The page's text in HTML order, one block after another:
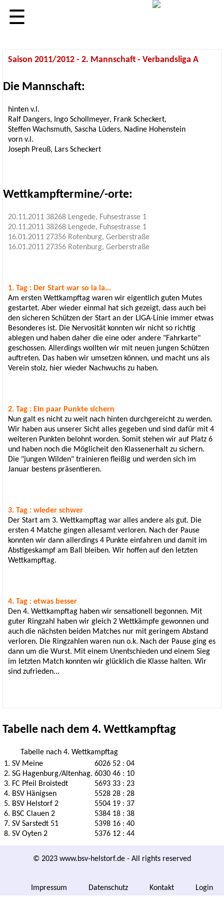
☰
Saison 2011/2012 - 2. Mannschaft - Verbandsliga A
Die Mannschaft:
hinten v.l.
Ralf Dangers, Ingo Schollmeyer, Frank Scheckert,
Steffen Wachsmuth, Sascha Lüders, Nadine Hohenstein
vorn v.l.
Joseph Preuß, Lars Scheckert
Wettkampftermine/-orte:
20.11.2011 38268 Lengede, Fuhsestrasse 1
20.11.2011 38268 Lengede, Fuhsestrasse 1
16.01.2011 27356 Rotenburg, Gerberstraße
16.01.2011 27356 Rotenburg, Gerberstraße
1. Tag : Der Start war so la la...
Am ersten Wettkampftag waren wir eigentlich guten Mutes
gestartet. Aber wieder einmal hat sich gezeigt, dass auch bei
den sicheren Schützen der Start an der LIGA-Linie immer etwas
Besonderes ist. Die Nervosität konnten wir nicht so richtig
ablegen und haben daher die eine oder andere "Fahrkarte"
geschossen. Allerdings wollten wir mit neuen jungen Schützen
auftreten. Das haben wir umsetzen können, und macht uns als
Verein stolz, hier wieder Nachwuchs zu haben.
2. Tag : Ein paar Punkte sichern
Nun galt es nicht zu weit nach hinten durchgereicht zu werden.
Wir haben aus unserer Sicht alles gegeben und sind dafür mit 4
weiteren Punkten belohnt worden. Somit stehen wir auf Platz 6
und haben noch die Möglicheit den Klassenerhalt zu sichern.
Die "jungen Wilden" trainieren fleißig und werden sich im
Januar bestens präsentieren.
3. Tag : wieder schwer
Der Start am 3. Wettkampftag war alles andere als gut. Die
ersten 4 Matche gingen allesamt verloren. Nach der Pause
konnten wir dann allerdings 4 Punkte einfahren und damit im
Abstigeskampf am Ball bleiben. Wir hoffen auf den letzten
Wettkampftag.
4. Tag : etwas besser
Den 4. Wettkampftag haben wir sensationell begonnen. Mit
guter Ringzahl haben wir gleich 2 Wettkämpfe gewonnen und
auch die nächsten beiden Matches nur mit geringem Abstand
verloren. Die Ringzahlen waren nun o.k. Nach der Pause ging es
dann um die Wurst. Mit einem Unentschieden und einem Sieg
im letzten Match konnten wir glücklich die Klasse halten. Wir
sind zufrieden...
Tabelle nach dem 4. Wettkampftag
Tabelle nach 4. Wettkampftag
1.
2.
3.
4.
5.
6.
7.
8.
SV Meine
SG Hagenburg/Altenhag.
FC Pfeil Broistedt
BSV Hänigsen
BSV Helstorf 2
BSC Clauen 2
SV Sarstedt 51
SV Oyten 2
6026
6030
5693
5528
5504
5384
5398
5376
52 : 04
46 : 10
33 : 23
28 : 28
19 : 37
18 : 38
16 : 40
12 : 44
© 2023 www.bsv-helstorf.de - All rights reserved
NavigationImpressum Datenschutz Kontakt Login